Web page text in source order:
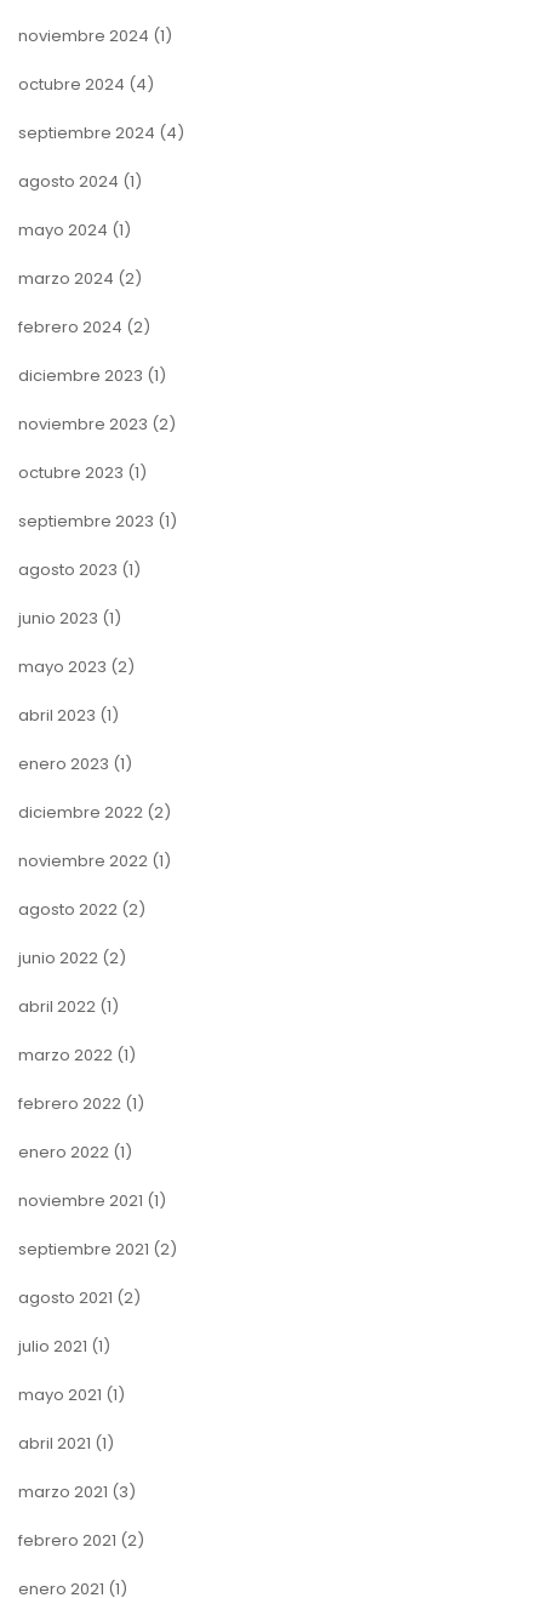
noviembre 2024 (1)
octubre 2024 (4)
septiembre 2024 (4)
agosto 2024 (1)
mayo 2024 (1)
marzo 2024 (2)
febrero 2024 (2)
diciembre 2023 (1)
noviembre 2023 (2)
octubre 2023 (1)
septiembre 2023 (1)
agosto 2023 (1)
junio 2023 (1)
mayo 2023 (2)
abril 2023 (1)
enero 2023 (1)
diciembre 2022 (2)
noviembre 2022 (1)
agosto 2022 (2)
junio 2022 (2)
abril 2022 (1)
marzo 2022 (1)
febrero 2022 (1)
enero 2022 (1)
noviembre 2021 (1)
septiembre 2021 (2)
agosto 2021 (2)
julio 2021 (1)
mayo 2021 (1)
abril 2021 (1)
marzo 2021 (3)
febrero 2021 (2)
enero 2021 (1)